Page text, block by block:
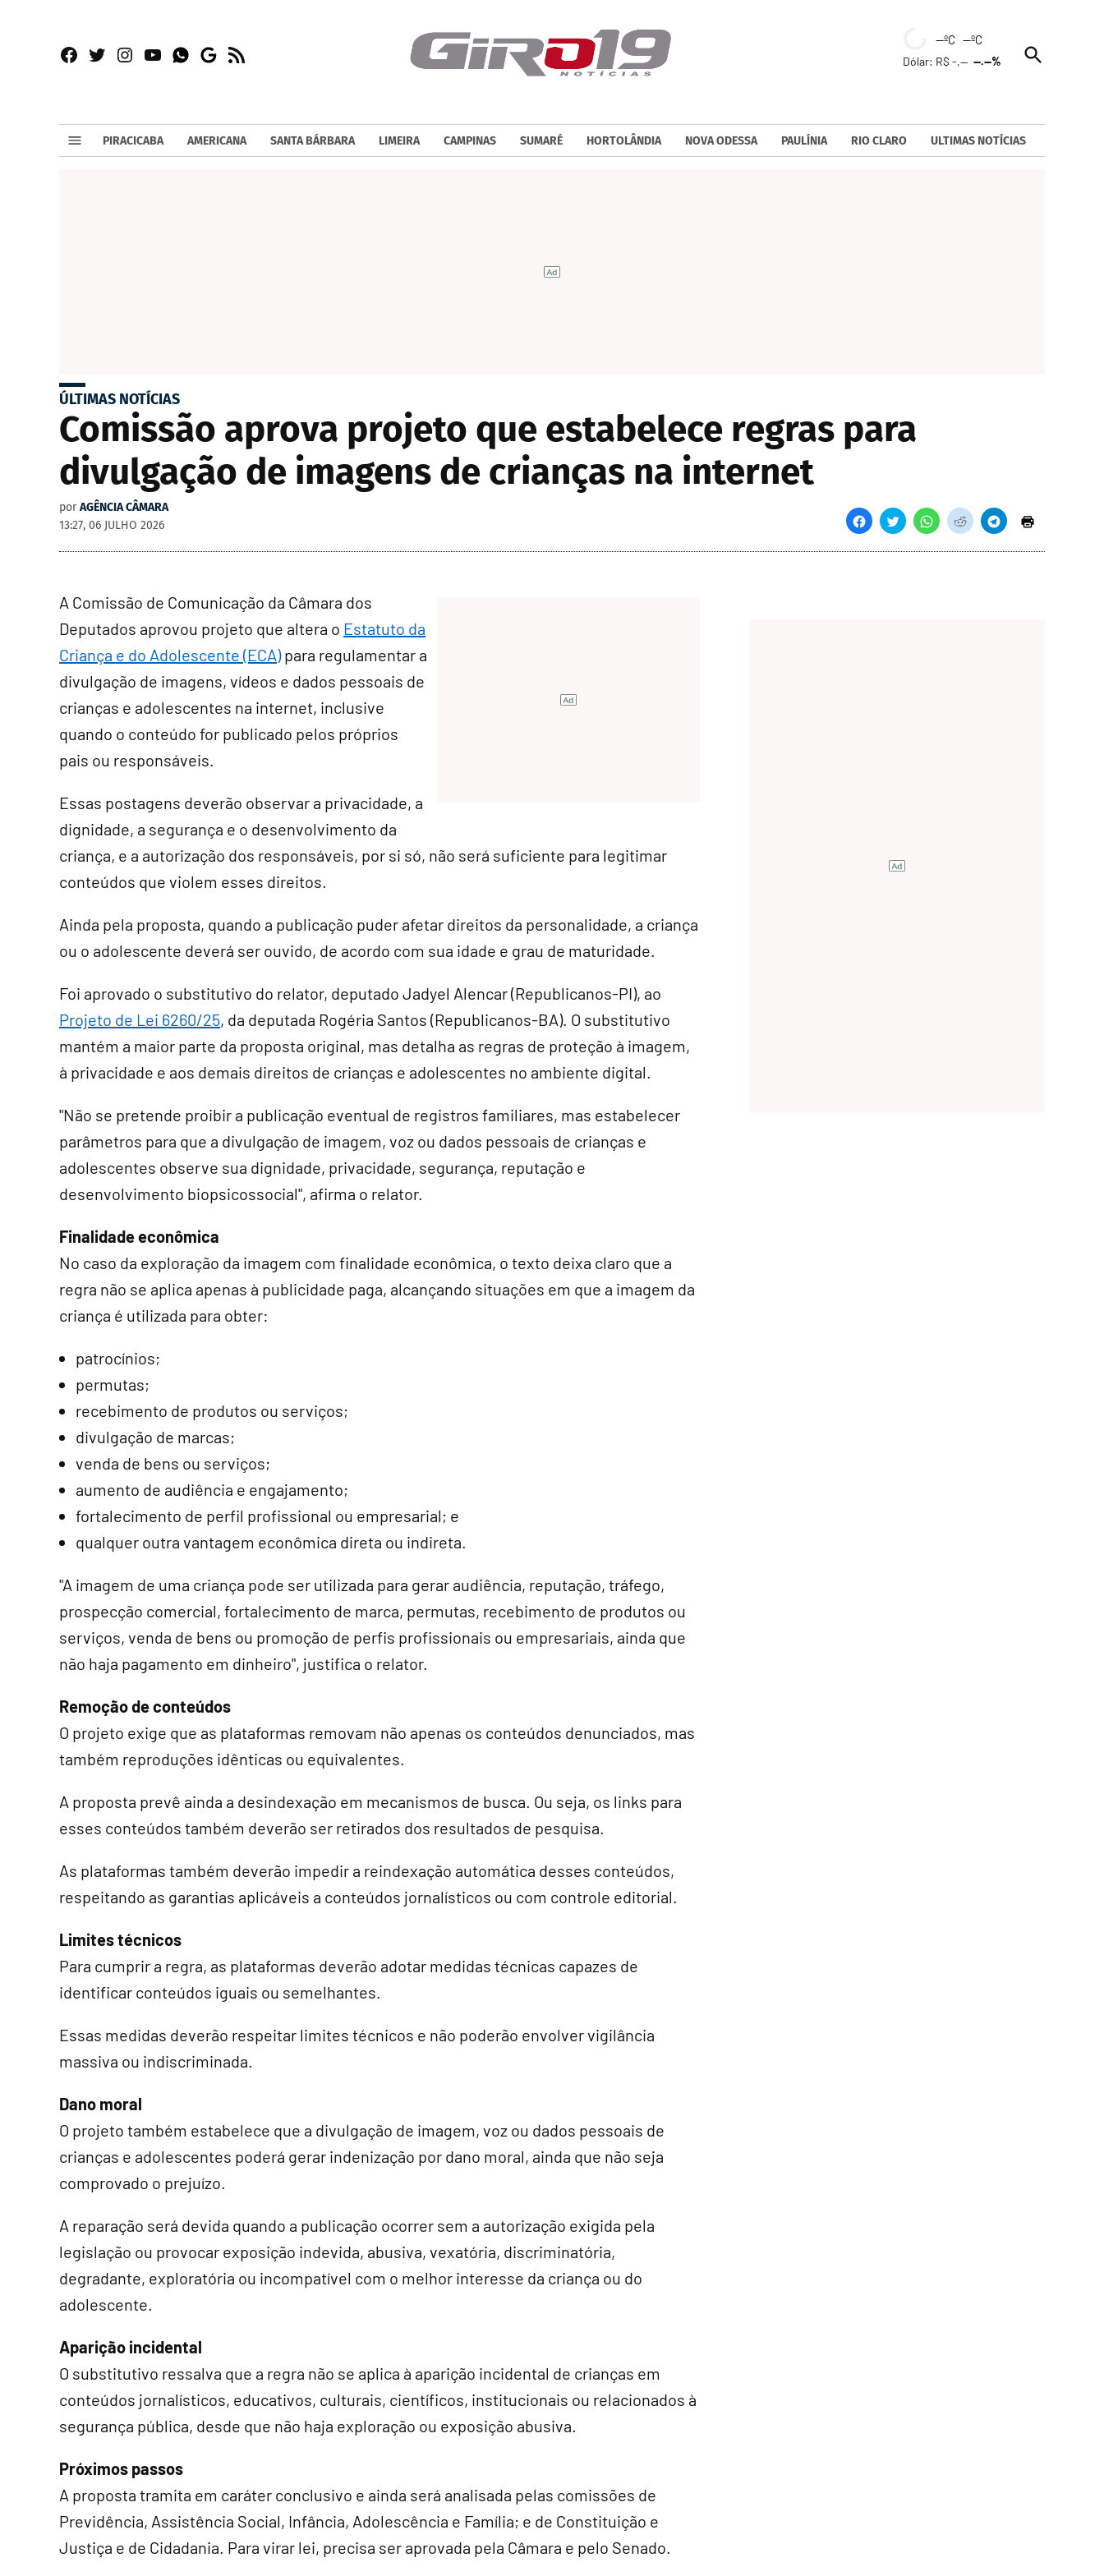
Facebook
TwitterInstagram
YouTubeWhatsapp
Google
RSS
--ºC --ºC
Dólar: R$ -,----.--%
Open
Search
PIRACICABA AMERICANA SANTA BÁRBARA LIMEIRA CAMPINAS SUMARÉ HORTOLÂNDIA NOVA ODESSA PAULÍNIA RIO CLARO ULTIMAS NOTÍCIAS
ÚLTIMAS NOTÍCIAS
Comissão aprova projeto que estabelece regras para
divulgação de imagens de crianças na internet
por AGÊNCIA CÂMARA
13:27, 06 JULHO 2026
A Comissão de Comunicação da Câmara dos
Deputados aprovou projeto que altera o Estatuto da
Criança e do Adolescente (ECA)para regulamentar a
divulgação de imagens, vídeos e dados pessoais de
crianças e adolescentes na internet, inclusive
quando o conteúdo for publicado pelos próprios
pais ou responsáveis.
Essas postagens deverão observar a privacidade, a
dignidade, a segurança e o desenvolvimento da
criança, e a autorização dos responsáveis, por si só, não será suficiente para legitimar
conteúdos que violem esses direitos.
Ainda pela proposta, quando a publicação puder afetar direitos da personalidade, a criança
ou o adolescente deverá ser ouvido, de acordo com sua idade e grau de maturidade.
Foi aprovado o substitutivo do relator, deputado Jadyel Alencar (Republicanos-PI), ao
Projeto de Lei 6260/25, da deputada Rogéria Santos (Republicanos-BA). O substitutivo
mantém a maior parte da proposta original, mas detalha as regras de proteção à imagem,
à privacidade e aos demais direitos de crianças e adolescentes no ambiente digital.
"Não se pretende proibir a publicação eventual de registros familiares, mas estabelecer
parâmetros para que a divulgação de imagem, voz ou dados pessoais de crianças e
adolescentes observe sua dignidade, privacidade, segurança, reputação e
desenvolvimento biopsicossocial", afirma o relator.
Finalidade econômica
No caso da exploração da imagem com finalidade econômica, o texto deixa claro que a
regra não se aplica apenas à publicidade paga, alcançando situações em que a imagem da
criança é utilizada para obter:
patrocínios;
permutas;
recebimento de produtos ou serviços;
divulgação de marcas;
venda de bens ou serviços;
aumento de audiência e engajamento;
fortalecimento de perfil profissional ou empresarial; e
qualquer outra vantagem econômica direta ou indireta.
"A imagem de uma criança pode ser utilizada para gerar audiência, reputação, tráfego,
prospecção comercial, fortalecimento de marca, permutas, recebimento de produtos ou
serviços, venda de bens ou promoção de perfis profissionais ou empresariais, ainda que
não haja pagamento em dinheiro", justifica o relator.
Remoção de conteúdos
O projeto exige que as plataformas removam não apenas os conteúdos denunciados, mas
também reproduções idênticas ou equivalentes.
A proposta prevê ainda a desindexação em mecanismos de busca. Ou seja, os links para
esses conteúdos também deverão ser retirados dos resultados de pesquisa.
As plataformas também deverão impedir a reindexação automática desses conteúdos,
respeitando as garantias aplicáveis a conteúdos jornalísticos ou com controle editorial.
Limites técnicos
Para cumprir a regra, as plataformas deverão adotar medidas técnicas capazes de
identificar conteúdos iguais ou semelhantes.
Essas medidas deverão respeitar limites técnicos e não poderão envolver vigilância
massiva ou indiscriminada.
Dano moral
O projeto também estabelece que a divulgação de imagem, voz ou dados pessoais de
crianças e adolescentes poderá gerar indenização por dano moral, ainda que não seja
comprovado o prejuízo.
A reparação será devida quando a publicação ocorrer sem a autorização exigida pela
legislação ou provocar exposição indevida, abusiva, vexatória, discriminatória,
degradante, exploratória ou incompatível com o melhor interesse da criança ou do
adolescente.
Aparição incidental
O substitutivo ressalva que a regra não se aplica à aparição incidental de crianças em
conteúdos jornalísticos, educativos, culturais, científicos, institucionais ou relacionados à
segurança pública, desde que não haja exploração ou exposição abusiva.
Próximos passos
A proposta tramita em caráter conclusivo e ainda será analisada pelas comissões de
Previdência, Assistência Social, Infância, Adolescência e Família; e de Constituição e
Justiça e de Cidadania. Para virar lei, precisa ser aprovada pela Câmara e pelo Senado.